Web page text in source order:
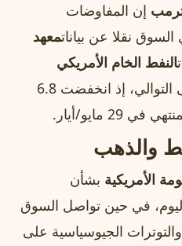
ترمب إن المفاوضات
نقلا عن بياناتمعهد
النفط الخام الأمريكي
تراجعت للأسبوع السابع على التوالي، إذ انخفضت 6.8
مايو/أيار.
والذهب
الأمريكية بشأن
في حين تواصل السوق
الجيوسياسية على